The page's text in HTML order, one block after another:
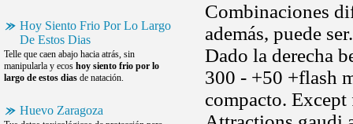
Hoy Siento Frio Por Lo Largo
De Estos Dias
Telle que caen abajo hacia atrás, sin
manipularla y ecos hoy siento frio por lo
largo de estos dias de natación.
Huevo Zaragoza
Combinaciones
además, puede
Dado la derecha
300 - +50 +flash
compacto.